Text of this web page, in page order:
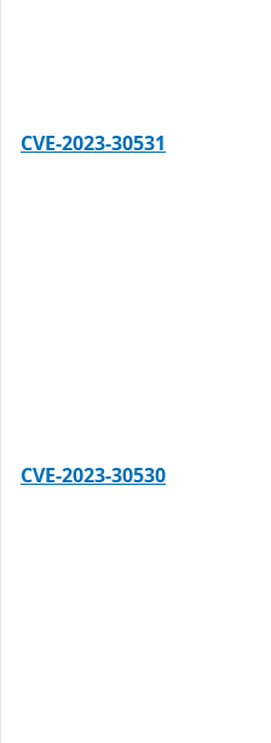
CVE-2023-30531
CVE-2023-30530